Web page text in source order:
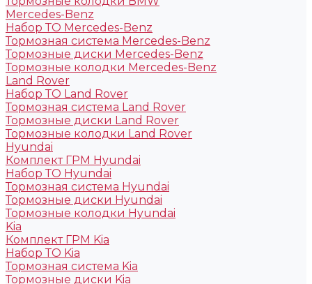
Mercedes-Benz
Набор ТО Mercedes-Benz
Тормозная система Mercedes-Benz
Тормозные диски Mercedes-Benz
Тормозные колодки Mercedes-Benz
Land Rover
Набор ТО Land Rover
Тормозная система Land Rover
Тормозные диски Land Rover
Тормозные колодки Land Rover
Hyundai
Комплект ГРМ Hyundai
Набор ТО Hyundai
Тормозная система Hyundai
Тормозные диски Hyundai
Тормозные колодки Hyundai
Kia
Комплект ГРМ Kia
Набор ТО Kia
Тормозная система Kia
Тормозные диски Kia